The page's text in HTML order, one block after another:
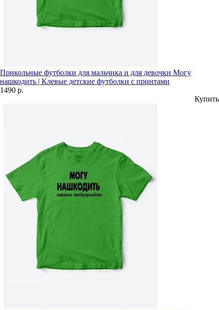
Прикольные футболки для мальчика и для девочки Могу
нашкодить | Клевые детские футболки с принтами
1490 р.
Купить